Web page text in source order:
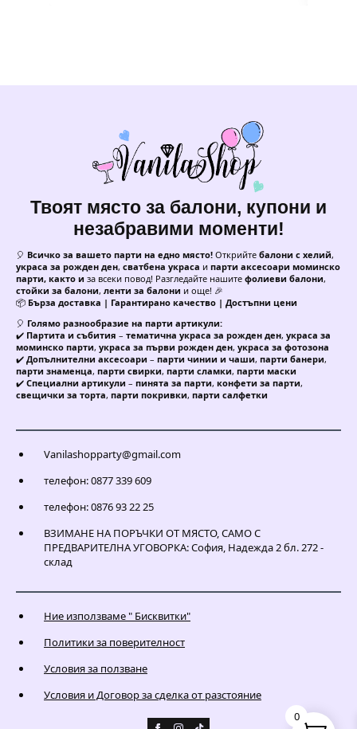
Твоят място за балони, купони и
незабравими моменти!
🎈 Всичко за вашето парти на едно място! Открийте балони с хелий,
украса за рожден ден, сватбена украса и парти аксесоари моминско
парти, както и за всеки повод! Разгледайте нашите фолиеви балони,
стойки за балони, ленти за балони и още! 🎉
📦 Бърза доставка | Гарантирано качество | Достъпни цени
🎈 Голямо разнообразие на парти артикули:
✔️ Партита и събития – тематична украса за рожден ден, украса за
моминско парти, украса за първи рожден ден, украса за фотозона
✔️ Допълнителни аксесоари – парти чинии и чаши, парти банери,
парти знаменца, парти свирки, парти сламки, парти маски
✔️ Специални артикули – пинята за парти, конфети за парти,
свещички за торта, парти покривки, парти салфетки
Vanilashopparty@gmail.com
телефон: 0877 339 609
телефон: 0876 93 22 25
ВЗИМАНЕ НА ПОРЪЧКИ ОТ МЯСТО, САМО С
ПРЕДВАРИТЕЛНА УГОВОРКА: София, Надежда 2 бл. 272 -
склад
Ние използваме " Бисквитки"
Политики за поверителност
Условия за ползване
Условия и Договор за сделка от разстояние
0